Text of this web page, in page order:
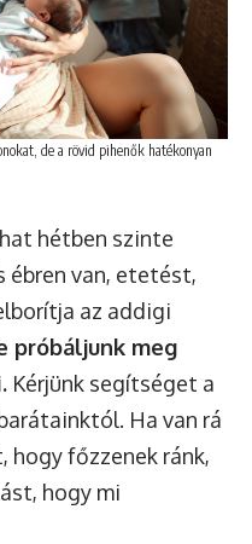
de a rövid pihenők hatékonyan
hétben szinte
ébren van, etetést,
az addigi
próbáljunk meg
Kérjünk segítséget a
Ha van rá
hogy főzzenek ránk,
hogy mi